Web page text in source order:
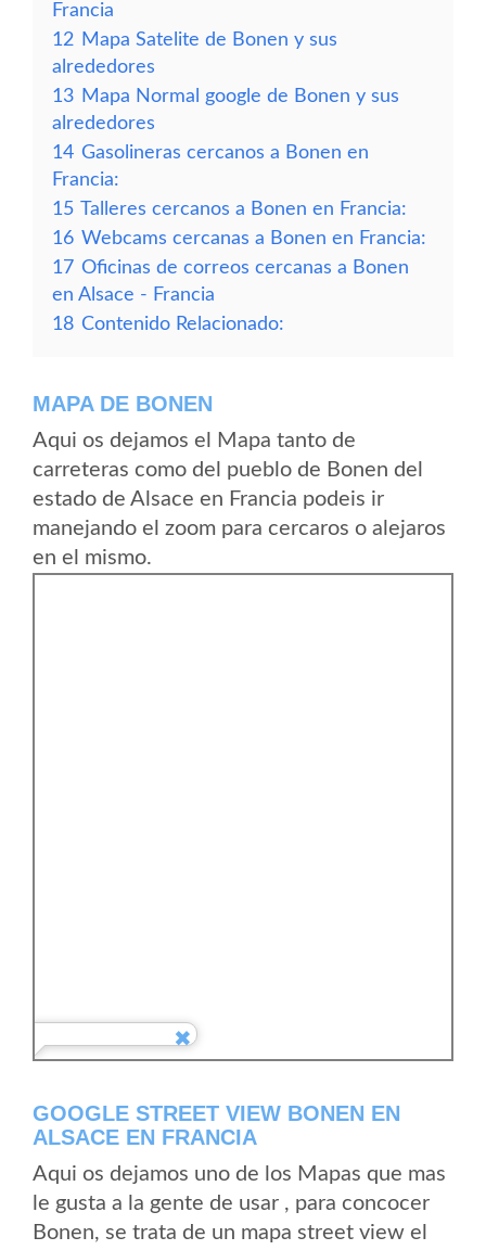
Francia
12 Mapa Satelite de Bonen y sus
alrededores
13 Mapa Normal google de Bonen y sus
alrededores
14 Gasolineras cercanos a Bonen en
Francia:
15 Talleres cercanos a Bonen en Francia:
16 Webcams cercanas a Bonen en Francia:
17 Oficinas de correos cercanas a Bonen
en Alsace - Francia
18 Contenido Relacionado:
MAPA DE BONEN
Aqui os dejamos el Mapa tanto de
carreteras como del pueblo de Bonen del
estado de Alsace en Francia podeis ir
manejando el zoom para cercaros o alejaros
en el mismo.
GOOGLE STREET VIEW BONEN EN
ALSACE EN FRANCIA
Aqui os dejamos uno de los Mapas que mas
le gusta a la gente de usar , para concocer
Bonen, se trata de un mapa street view el